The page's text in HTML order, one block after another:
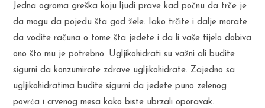
Jedna ogroma greška koju ljudi prave kad počnu da trče je
da mogu da pojedu šta god žele. Iako trčite i dalje morate
da vodite računa o tome šta jedete i da li vaše tijelo dobiva
ono što mu je potrebno. Ugljikohidrati su važni ali budite
sigurni da konzumirate zdrave ugljikohidrate. Zajedno sa
ugljikohidratima budite sigurni da jedete puno zelenog
povrća i crvenog mesa kako biste ubrzali oporavak.